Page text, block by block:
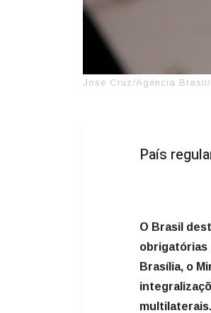
José Cruz/Agência
País
O Brasil
obrigatórias
Brasília, o
multilaterais.